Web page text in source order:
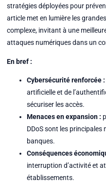
stratégies déployées pour
article met en lumière les
complexe, invitant à une
attaques numériques dans un
En bref :
Cybersécurité renforcée :
artificielle et de
sécuriser les accès.
Menaces en expansion :
DDoS sont les
banques.
Conséquences
interruption d’activité et
établissements.